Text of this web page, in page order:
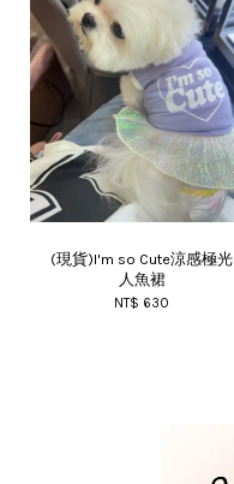
(現貨)I'm so Cute涼感極光
人魚裙
NT$ 630